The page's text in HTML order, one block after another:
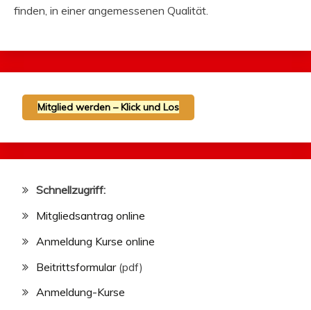
finden, in einer angemessenen Qualität.
Mitglied werden – Klick und Los
Schnellzugriff:
Mitgliedsantrag online
Anmeldung Kurse online
Beitrittsformular(pdf)
Anmeldung-Kurse